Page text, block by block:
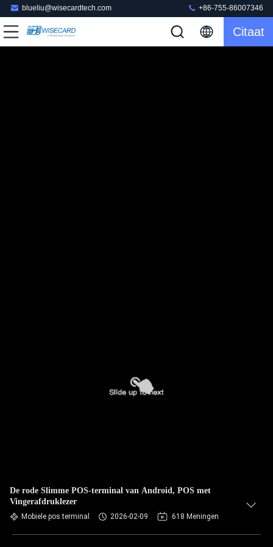
blueliu@wisecardtech.com +86-755-86007346
Citaat
De rode Slimme POS-terminal van Android, POS met
Vingerafdruklezer
Mobiele pos terminal 2026-02-09 618 Meningen